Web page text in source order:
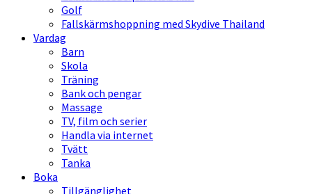
Golf
Fallskärmshoppning med Skydive Thailand
Vardag
Barn
Skola
Träning
Bank och pengar
Massage
TV, film och serier
Handla via internet
Tvätt
Tanka
Boka
Tillgänglighet